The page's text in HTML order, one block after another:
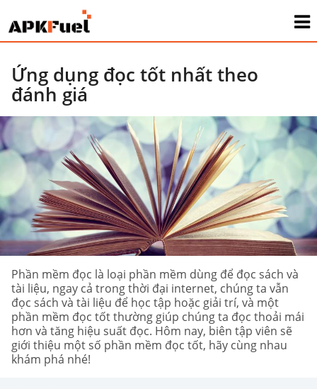
Ứng dụng đọc tốt nhất theo
đánh giá
Phần mềm đọc là loại phần mềm dùng để đọc sách và
tài liệu, ngay cả trong thời đại internet, chúng ta vẫn
đọc sách và tài liệu để học tập hoặc giải trí, và một
phần mềm đọc tốt thường giúp chúng ta đọc thoải mái
hơn và tăng hiệu suất đọc. Hôm nay, biên tập viên sẽ
giới thiệu một số phần mềm đọc tốt, hãy cùng nhau
khám phá nhé!